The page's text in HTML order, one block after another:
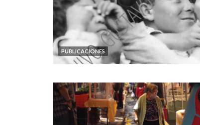
PUBLICACIONES